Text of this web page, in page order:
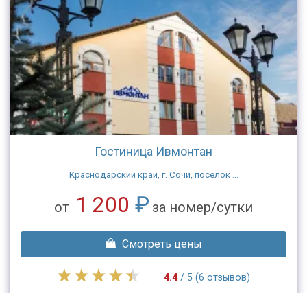
Гостиница Ивмонтан
Краснодарский край, г. Сочи, поселок ...
от 1 200 ₽ за номер/сутки
Смотреть цены
4.4/ 5 (6 отзывов)